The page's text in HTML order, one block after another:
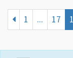
1 ... 17